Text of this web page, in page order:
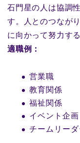
石門星の人は協調
す。人とのつなが
に向かって努力す
適職例：
営業職
教育関係
福祉関係
イベント企画
チームリーダ